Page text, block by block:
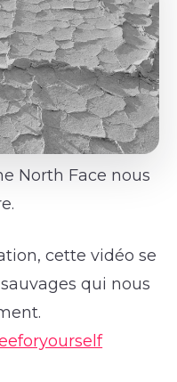
North Face nous
cette vidéo se
qui nous